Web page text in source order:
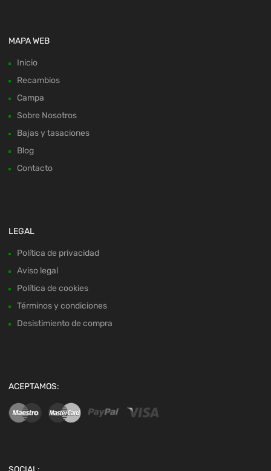
MAPA WEB
Inicio
Recambios
Campa
Sobre Nosotros
Bajas y tasaciones
Blog
Contacto
LEGAL
Política de privacidad
Aviso legal
Política de cookies
Términos y condiciones
Desistimiento de compra
ACEPTAMOS: